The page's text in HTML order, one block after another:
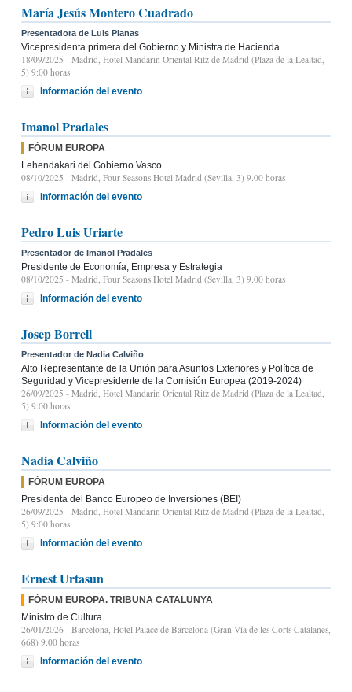
María Jesús Montero Cuadrado
Presentadora de Luis Planas
Vicepresidenta primera del Gobierno y Ministra de Hacienda
18/09/2025 - Madrid, Hotel Mandarin Oriental Ritz de Madrid (Plaza de la Lealtad,
5) 9:00 horas
Información del evento
Imanol Pradales
FÓRUM EUROPA
Lehendakari del Gobierno Vasco
08/10/2025 - Madrid, Four Seasons Hotel Madrid (Sevilla, 3) 9.00 horas
Información del evento
Pedro Luis Uriarte
Presentador de Imanol Pradales
Presidente de Economía, Empresa y Estrategia
08/10/2025 - Madrid, Four Seasons Hotel Madrid (Sevilla, 3) 9.00 horas
Información del evento
Josep Borrell
Presentador de Nadia Calviño
Alto Representante de la Unión para Asuntos Exteriores y Política de
Seguridad y Vicepresidente de la Comisión Europea (2019-2024)
26/09/2025 - Madrid, Hotel Mandarin Oriental Ritz de Madrid (Plaza de la Lealtad,
5) 9:00 horas
Información del evento
Nadia Calviño
FÓRUM EUROPA
Presidenta del Banco Europeo de Inversiones (BEI)
26/09/2025 - Madrid, Hotel Mandarin Oriental Ritz de Madrid (Plaza de la Lealtad,
5) 9:00 horas
Información del evento
Ernest Urtasun
FÓRUM EUROPA. TRIBUNA CATALUNYA
Ministro de Cultura
26/01/2026 - Barcelona, Hotel Palace de Barcelona (Gran Vía de les Corts Catalanes,
668) 9.00 horas
Información del evento